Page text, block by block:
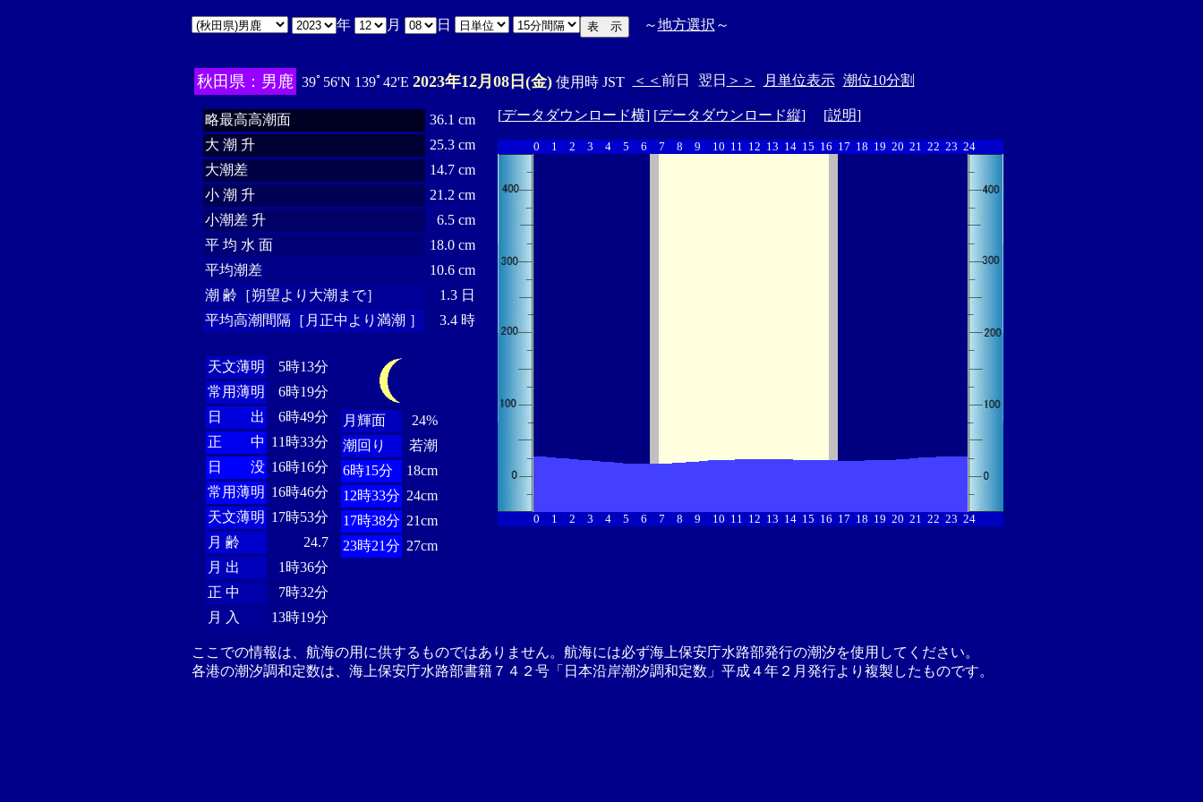
年 月 日 ～地方選択 ～
秋田県：男鹿 39ﾟ56'N 139ﾟ42'E 2023年12月08日(金)使用時 JST ＜＜ 前日 翌日 ＞＞ 月単位表示 潮位10分割
略最高高潮面
36.1 cm
大 潮 升
25.3 cm
大潮差
14.7 cm
小 潮 升
21.2 cm
小潮差 升
6.5 cm
平 均 水 面
18.0 cm
平均潮差
10.6 cm
潮 齢［朔望より大潮まで］
1.3 日
平均高潮間隔［月正中より満潮 ］
3.4 時
天文薄明
5時13分
常用薄明
6時19分
日 出
6時49分
正 中 11時33分
日 没 16時16分
常用薄明 16時46分
天文薄明 17時53分
月 齢
24.7
月 出
1時36分
正 中
7時32分
月 入
13時19分
月輝面
24%
潮回り
若潮
6時15分
18cm
12時33分 24cm
17時38分 21cm
23時21分 27cm
[データダウンロード横] [データダウンロード縦] [説明]
0 1 2 3 4 5 6 7 8 9 10 11 12 13 14 15 16 17 18 19 20 21 22 23 24
0 1 2 3 4 5 6 7 8 9 10 11 12 13 14 15 16 17 18 19 20 21 22 23 24
ここでの情報は、航海の用に供するものではありません。航海には必ず海上保安庁水路部発行の潮汐を使用してください。
各港の潮汐調和定数は、海上保安庁水路部書籍７４２号「日本沿岸潮汐調和定数」平成４年２月発行より複製したものです。